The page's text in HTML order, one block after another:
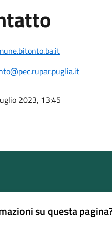
2023, 13:45
su questa